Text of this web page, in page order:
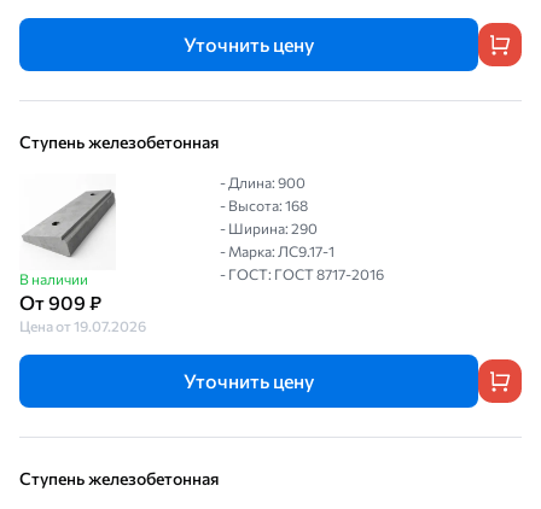
Уточнить цену
Ступень железобетонная
В наличии
От 909 ₽
Цена от 19.07.2026
- Длина: 900
- Высота: 168
- Ширина: 290
- Марка: ЛС9.17-1
- ГОСТ: ГОСТ 8717-2016
Уточнить цену
Ступень железобетонная